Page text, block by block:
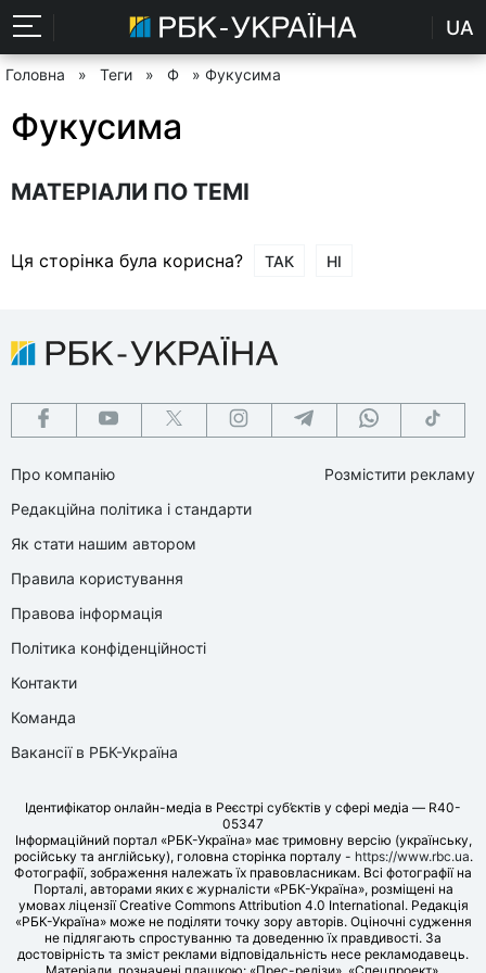
UA
Головна » Теги » Ф » Фукусима
Фукусима
МАТЕРІАЛИ ПО ТЕМІ
Ця сторінка була корисна? ТАК НІ
Про компанію
Редакційна політика і стандарти
Як стати нашим автором
Правила користування
Правова інформація
Політика конфіденційності
Контакти
Команда
Вакансії в РБК-Україна
Розмістити рекламу
Ідентифікатор онлайн-медіа в Реєстрі суб’єктів у сфері медіа — R40-
05347
Інформаційний портал «РБК-Україна» має тримовну версію (українську,
російську та англійську), головна сторінка порталу - https://www.rbc.ua.
Фотографії, зображення належать їх правовласникам. Всі фотографії на
Порталі, авторами яких є журналісти «РБК-Україна», розміщені на
умовах ліцензії Creative Commons Attribution 4.0 International. Редакція
«РБК-Україна» може не поділяти точку зору авторів. Оціночні судження
не підлягають спростуванню та доведенню їх правдивості. За
достовірність та зміст реклами відповідальність несе рекламодавець.